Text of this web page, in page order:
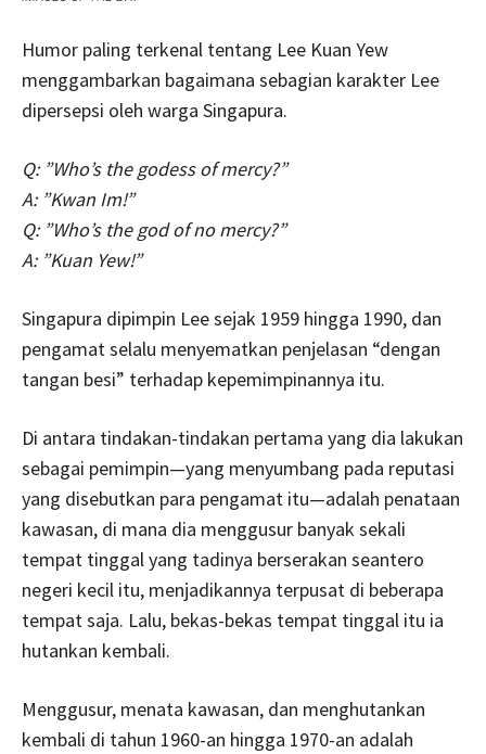
Humor paling terkenal tentang Lee Kuan Yew
menggambarkan bagaimana sebagian karakter Lee
dipersepsi oleh warga Singapura.
Q: ”Who’s the godess of mercy?”
A: ”Kwan Im!”
Q: ”Who’s the god of no mercy?”
A: ”Kuan Yew!”
Singapura dipimpin Lee sejak 1959 hingga 1990, dan
pengamat selalu menyematkan penjelasan “dengan
tangan besi” terhadap kepemimpinannya itu.
Di antara tindakan-tindakan pertama yang dia lakukan
sebagai pemimpin—yang menyumbang pada reputasi
yang disebutkan para pengamat itu—adalah penataan
kawasan, di mana dia menggusur banyak sekali
tempat tinggal yang tadinya berserakan seantero
negeri kecil itu, menjadikannya terpusat di beberapa
tempat saja. Lalu, bekas-bekas tempat tinggal itu ia
hutankan kembali.
Menggusur, menata kawasan, dan menghutankan
kembali di tahun 1960-an hingga 1970-an adalah